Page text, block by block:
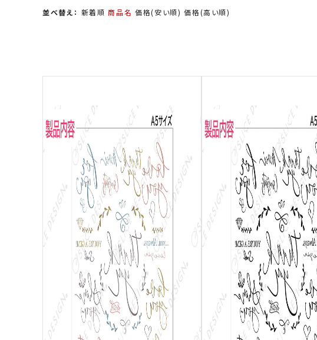
並べ替え： 新着順 商品名 価格(安い順) 価格(高い順)